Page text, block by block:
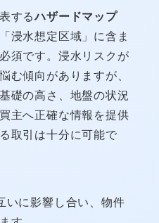
するハザードマップ
浸水想定区域」に含ま
須です。浸水リスクが
む傾向がありますが、
礎の高さ、地盤の状況
主へ正確な情報を提供
取引は十分に可能で
いに影響し合い、物件